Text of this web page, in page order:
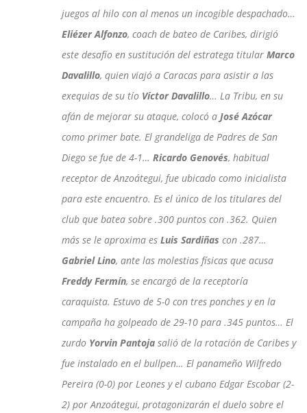
juegos al hilo con al menos un incogible despachado…
Eliézer Alfonzo, coach de bateo de Caribes, dirigió
este desafío en sustitución del estratega titular Marco
Davalillo, quien viajó a Caracas para asistir a las
exequias de su tío Víctor Davalillo… La Tribu, en su
afán de mejorar su ataque, colocó a José Azócar
como primer bate. El grandeliga de Padres de San
Diego se fue de 4-1… Ricardo Genovés, habitual
receptor de Anzoátegui, fue ubicado como inicialista
para este encuentro. Es el único de los titulares del
club que batea sobre .300 puntos con .362. Quien
más se le aproxima es Luis Sardiñas con .287…
Gabriel Lino, ante las molestias físicas que acusa
Freddy Fermín, se encargó de la receptoría
caraquista. Estuvo de 5-0 con tres ponches y en la
campaña ha golpeado de 29-10 para .345 puntos… El
zurdo Yorvin Pantoja salió de la rotación de Caribes y
fue instalado en el bullpen… El panameño Wilfredo
Pereira (0-0) por Leones y el cubano Edgar Escobar (2-
2) por Anzoátegui, protagonizarán el duelo sobre el